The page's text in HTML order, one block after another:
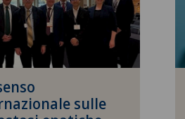
sulle